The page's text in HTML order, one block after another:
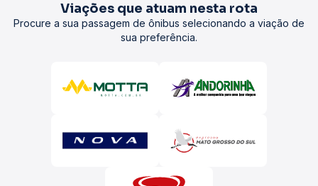
Viações que atuam nesta rota
Procure a sua passagem de ônibus selecionando a viação de
sua preferência.